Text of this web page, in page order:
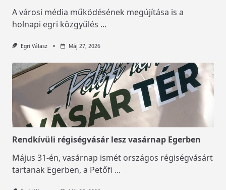
A városi média működésének megújítása is a
holnapi egri közgyűlés ...
Egri Válasz Máj 27, 2026
Rendkívüli régiségvásár lesz vasárnap Egerben
Május 31-én, vasárnap ismét országos régiségvásárt
tartanak Egerben, a Petőfi ...